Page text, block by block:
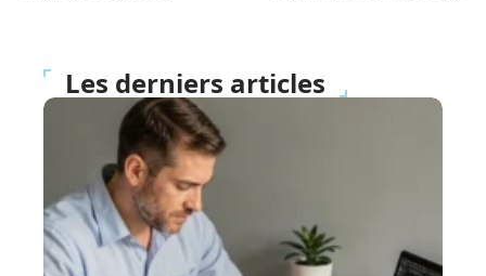
Les derniers articles